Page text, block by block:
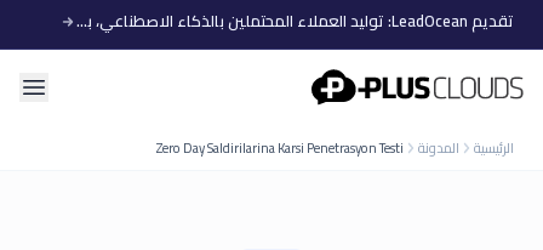
تقديم LeadOcean: توليد العملاء المحتملين بالذكاء الاصطناعي، بيانات منتقاة، توسع سهل
PlusClouds
الرئيسية المدونة Zero Day Saldirilarina Karsi Penetrasyon Testi